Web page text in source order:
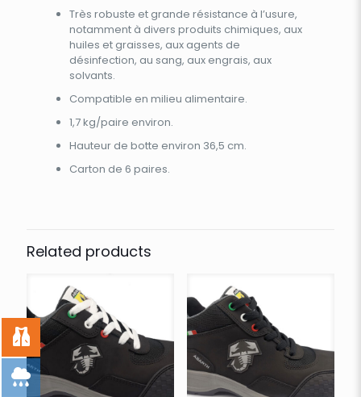
Très robuste et grande résistance à l’usure,
notamment à divers produits chimiques, aux
huiles et graisses, aux agents de
désinfection, au sang, aux engrais, aux
solvants.
Compatible en milieu alimentaire.
1,7 kg/paire environ.
Hauteur de botte environ 36,5 cm.
Carton de 6 paires.
Related products